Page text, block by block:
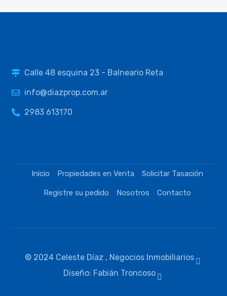
Calle 48 esquina 23 - Balneario Reta
info@diazprop.com.ar
2983 613170
Inicio Propiedades en Venta Solicitar Tasación
Registre su pedido Nosotros Contacto
© 2024 Celeste Díaz , Negocios Inmobiliarios
Diseño: Fabián Troncoso